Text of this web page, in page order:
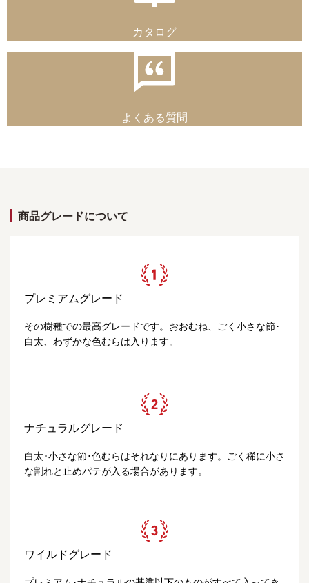
カタログ
よくある質問
商品グレードについて
プレミアムグレード
その樹種での最高グレードです。おおむね、ごく小さな節･
白太、わずかな色むらは入ります。
ナチュラルグレード
白太･小さな節･色むらはそれなりにあります。ごく稀に小さ
な割れと止めパテが入る場合があります。
ワイルドグレード